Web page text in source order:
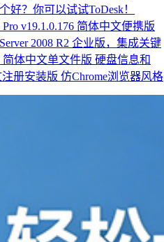
好？你可以试试ToDesk！
Pro v19.1.0.176 简体中文便携版
2008 R2 企业版，集成关键
简体中文单文件版 硬盘信息和
册安装版 仿Chrome浏览器风格